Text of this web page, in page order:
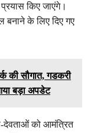
किए जाएंगे।
बनाने के लिए दिए गए
की सौगात, गडकरी
बड़ा अपडेट
देवताओं को आमंत्रित